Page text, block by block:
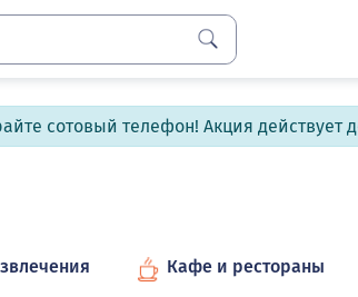
сотовый телефон! Акция действует
Кафе и рестораны